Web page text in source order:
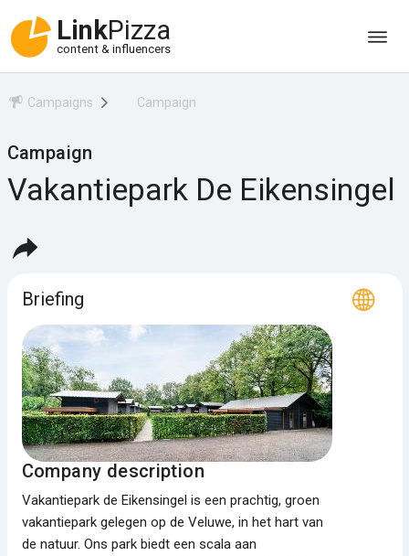
LinkPizza
content & influencers
Campaigns Campaign
Campaign
Vakantiepark De Eikensingel
Briefing
Company description
Vakantiepark de Eikensingel is een prachtig, groen
vakantiepark gelegen op de Veluwe, in het hart van
de natuur. Ons park biedt een scala aan